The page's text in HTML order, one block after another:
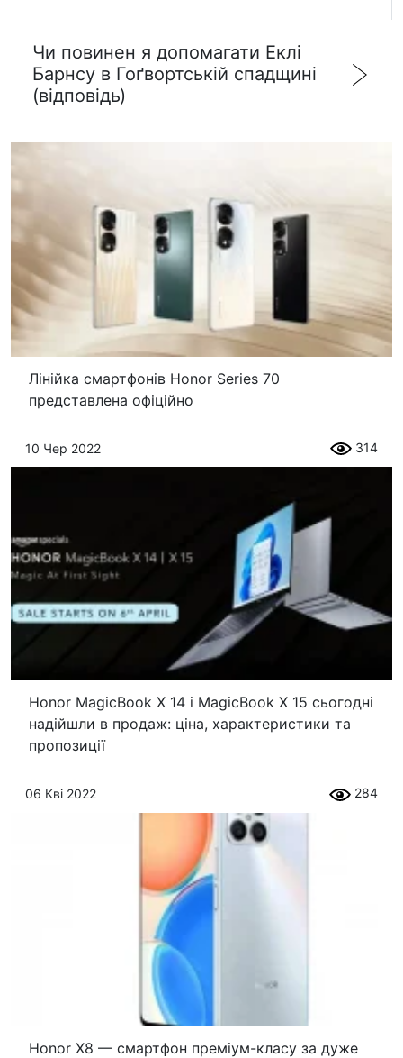
Чи повинен я допомагати Еклі
Барнсу в Гоґвортській спадщині
(відповідь)
Лінійка смартфонів Honor Series 70
представлена ​​офіційно
10 Чер 2022 314
Honor MagicBook X 14 і MagicBook X 15 сьогодні
надійшли в продаж: ціна, характеристики та
пропозиції
06 Кві 2022 284
Honor X8 — смартфон преміум-класу за дуже